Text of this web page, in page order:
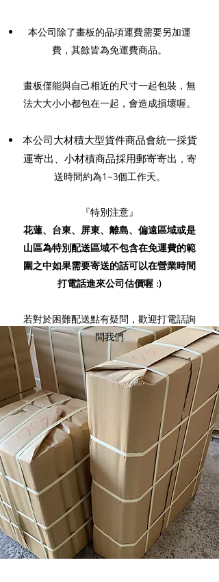
本公司除了畫板的品項運費需要另加運
費，其餘皆為免運費商品。
畫板僅能與自己相近的尺寸一起包裝，無
法大大小小都包在一起，會造成損壞喔。
本公司大材積大型貨件商品會統一採貨
運寄出、小材積商品採用郵寄寄出 ，寄
送時間約為1~3個工作天。
『特別注意』
花蓮、台東、屏東、離島、偏遠區域或是
山區為特別配送區域不包含在免運費的範
圍之中如果需要寄送的話可以在營業時間
打電話進來公司估價喔 :)
若對於困難配送點有疑問，歡迎打電話詢
問我們